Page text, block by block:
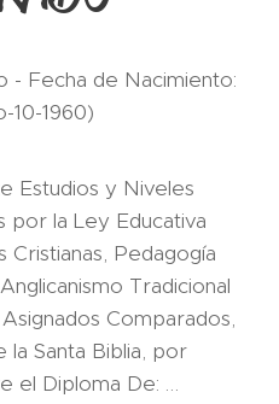
- Fecha de Nacimiento:
10-1960)
Estudios y Niveles
la Ley Educativa
Cristianas, Pedagogía
Tradicional
Comparados,
la Santa Biblia, por
el Diploma De: …